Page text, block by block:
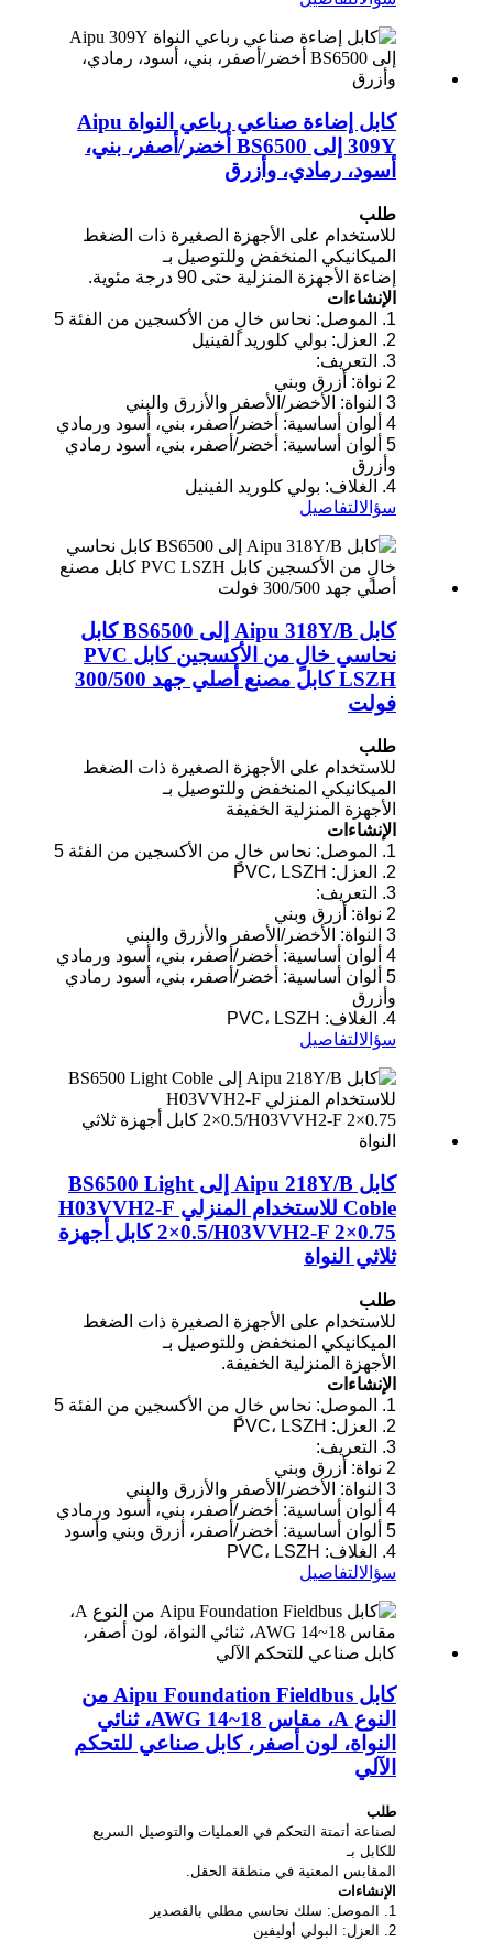
كابل إضاءة صناعي رباعي النواة Aipu
309Y إلى BS6500 أخضر/أصفر، بني،
أسود، رمادي، وأزرق
طلب
للاستخدام على الأجهزة الصغيرة ذات الضغط
الميكانيكي المنخفض وللتوصيل بـ
إضاءة الأجهزة المنزلية حتى 90 درجة مئوية.
الإنشاءات
1. الموصل: نحاس خالٍ من الأكسجين من الفئة 5
2. العزل: بولي كلوريد الفينيل
3. التعريف:
2 نواة: أزرق وبني
3 النواة: الأخضر/الأصفر والأزرق والبني
4 ألوان أساسية: أخضر/أصفر، بني، أسود ورمادي
5 ألوان أساسية: أخضر/أصفر، بني، أسود رمادي
وأزرق
4. الغلاف: بولي كلوريد الفينيل
سؤالالتفاصيل
كابل Aipu 318Y/B إلى BS6500 كابل
نحاسي خالٍ من الأكسجين كابل PVC
LSZH كابل مصنع أصلي جهد 300/500
فولت
طلب
للاستخدام على الأجهزة الصغيرة ذات الضغط
الميكانيكي المنخفض وللتوصيل بـ
الأجهزة المنزلية الخفيفة
الإنشاءات
1. الموصل: نحاس خالٍ من الأكسجين من الفئة 5
2. العزل: PVC، LSZH
3. التعريف:
2 نواة: أزرق وبني
3 النواة: الأخضر/الأصفر والأزرق والبني
4 ألوان أساسية: أخضر/أصفر، بني، أسود ورمادي
5 ألوان أساسية: أخضر/أصفر، بني، أسود رمادي
وأزرق
4. الغلاف: PVC، LSZH
سؤالالتفاصيل
كابل Aipu 218Y/B إلى BS6500 Light
Coble للاستخدام المنزلي H03VVH2-F
2×0.5/H03VVH2-F 2×0.75 كابل أجهزة
ثلاثي النواة
طلب
للاستخدام على الأجهزة الصغيرة ذات الضغط
الميكانيكي المنخفض وللتوصيل بـ
الأجهزة المنزلية الخفيفة.
الإنشاءات
1. الموصل: نحاس خالٍ من الأكسجين من الفئة 5
2. العزل: PVC، LSZH
3. التعريف:
2 نواة: أزرق وبني
3 النواة: الأخضر/الأصفر والأزرق والبني
4 ألوان أساسية: أخضر/أصفر، بني، أسود ورمادي
5 ألوان أساسية: أخضر/أصفر، أزرق وبني وأسود
4. الغلاف: PVC، LSZH
سؤالالتفاصيل
كابل Aipu Foundation Fieldbus من
النوع A، مقاس 18~14 AWG، ثنائي
النواة، لون أصفر، كابل صناعي للتحكم
الآلي
طلب
لصناعة أتمتة التحكم في العمليات والتوصيل السريع
للكابل بـ
المقابس المعنية في منطقة الحقل.
الإنشاءات
1. الموصل: سلك نحاسي مطلي بالقصدير
2. العزل: البولي أوليفين